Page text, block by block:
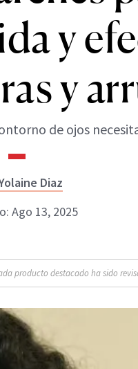
y
y
de ojos
Diaz
Ago 13, 2025
producto destacado ha sido